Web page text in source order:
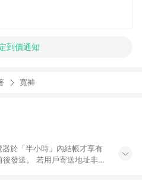
到價通知
寬褲
於「半小時」內結帳才享有
發送。 若用戶寄送地址非台